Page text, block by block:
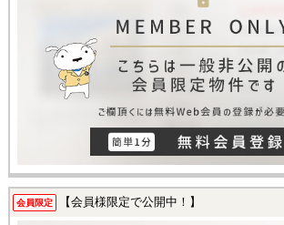
会員限定 【会員様限定で公開中！】